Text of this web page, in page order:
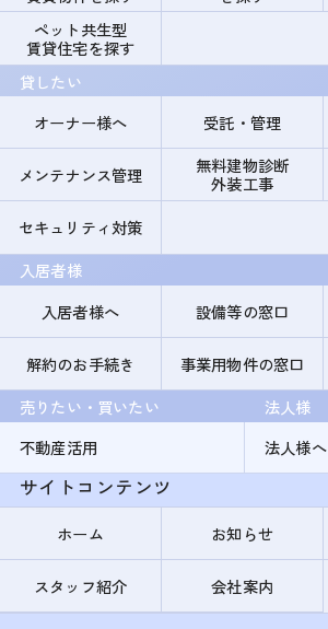
ペット共生型
賃貸住宅を探す
貸したい
オーナー様へ
受託・管理
メンテナンス管理
無料建物診断
外装工事
セキュリティ対策
入居者様
入居者様へ
設備等の窓口
解約のお手続き
事業用物件の窓口
売りたい・買いたい
不動産活用
法人様
法人様へ
サイトコンテンツ
ホーム お知らせ
スタッフ紹介 会社案内